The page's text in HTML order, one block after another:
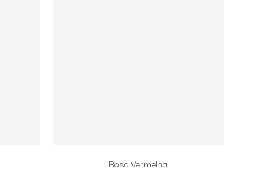
Rosa Vermelha